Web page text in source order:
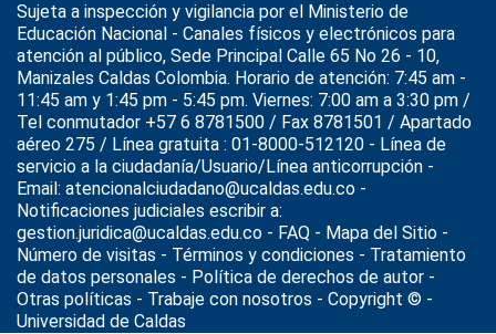
Sujeta a inspección y vigilancia por el Ministerio de
Educación Nacional - Canales físicos y electrónicos para
atención al público, Sede Principal Calle 65 No 26 - 10,
Manizales Caldas Colombia. Horario de atención: 7:45 am -
11:45 am y 1:45 pm - 5:45 pm. Viernes: 7:00 am a 3:30 pm /
Tel conmutador +57 6 8781500 / Fax 8781501 / Apartado
aéreo 275 / Línea gratuita : 01-8000-512120 - Línea de
servicio a la ciudadanía/Usuario/Línea anticorrupción -
Email: atencionalciudadano@ucaldas.edu.co -
Notificaciones judiciales escribir a:
gestion.juridica@ucaldas.edu.co - FAQ - Mapa del Sitio -
Número de visitas - Términos y condiciones - Tratamiento
de datos personales - Política de derechos de autor -
Otras políticas - Trabaje con nosotros - Copyright © -
Universidad de Caldas